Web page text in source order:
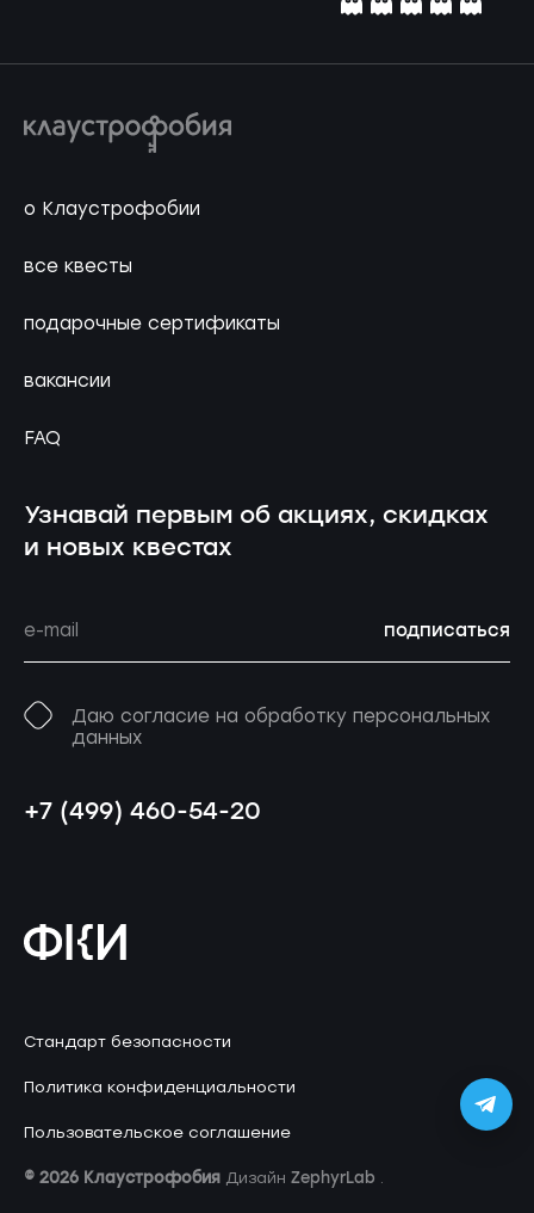
о Клаустрофобии
все квесты
подарочные сертификаты
вакансии
FAQ
Узнавай первым об акциях, скидках
и новых квестах
подписаться
Даю согласие на обработку персональных
данных
+7 (499) 460-54-20
Стандарт безопасности
Политика конфиденциальности
Пользовательское соглашение
© 2026 Клаустрофобия Дизайн ZephyrLab